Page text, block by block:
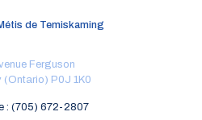
de Temiskaming
Ferguson
(Ontario) P0J 1K0
: (705) 672-2807